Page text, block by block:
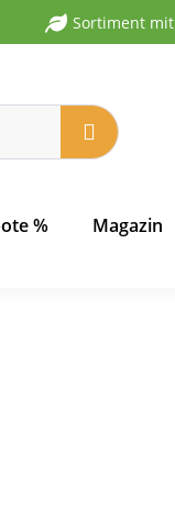
Sortiment
% Magazin